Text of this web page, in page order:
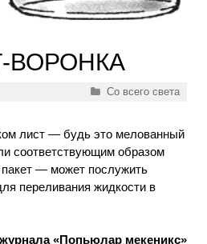
ВОРОНКА
Рубрики
Со всего света
лист — будь это мелованный
соответствующим образом
— может послужить
переливания жидкости в
«Попьюлар мекеникс»